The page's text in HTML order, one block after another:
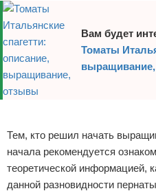
Вам будет
Томаты
Тем, кто решил начать
начала рекомендуется
теоретической информацией,
данной разновидности